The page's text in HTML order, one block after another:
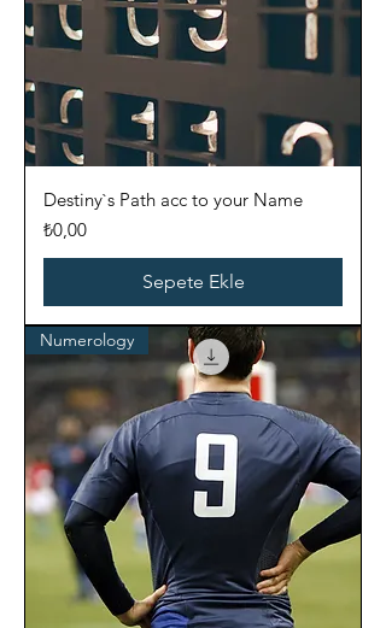
Destiny`s Path acc to your Name
Fiyat
₺0,00
Sepete Ekle
Numerology